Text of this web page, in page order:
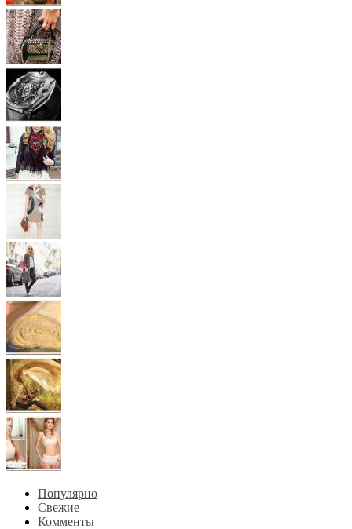
Популярно
Свежие
Комменты